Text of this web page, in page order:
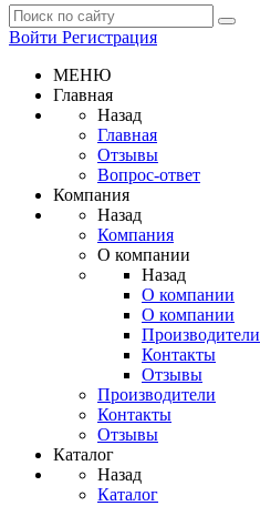
Войти Регистрация
МЕНЮ
Главная
Назад
Главная
Отзывы
Вопрос-ответ
Компания
Назад
Компания
О компании
Назад
О компании
О компании
Производители
Контакты
Отзывы
Производители
Контакты
Отзывы
Каталог
Назад
Каталог